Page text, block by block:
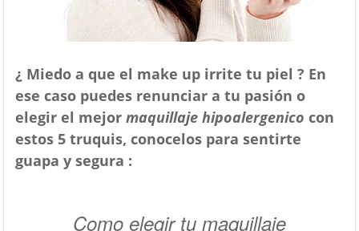
¿ Miedo a que el make up irrite tu piel ? En
ese caso puedes renunciar a tu pasión o
elegir el mejor maquillaje hipoalergenico con
estos 5 truquis, conocelos para sentirte
guapa y segura :
Como elegir tu maquillaje